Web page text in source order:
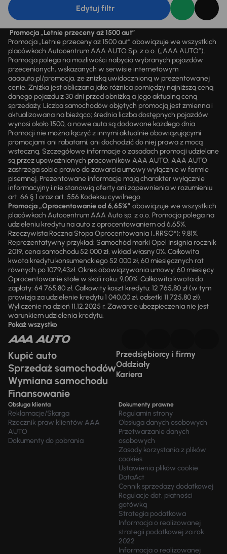
Edytuj filtr
Promocja „Letnie przeceny aż 1500 aut”
Promocja „Letnie przeceny aż 1500 aut” obowiązuje we wszystkich
placówkach Autocentrum AAA AUTO Sp. z o.o. („AAA AUTO”).
Promocja polega na możliwości nabycia wybranych pojazdów
przecenionych, wskazanych w serwisie internetowym
aaaauto.pl/promocja, ze zniżką uwidocznioną w prezentowanej
cenie. Zniżka jest obliczana jako różnica pomiędzy najniższą ceną
danego pojazdu z 30 dni przed obniżką a jego aktualną ceną
sprzedaży. Liczba samochodów objętych promocją jest zmienna i
aktualizowana na bieżąco; średnia liczba dostępnych pojazdów
wynosi około 1500, a nowe auta są dodawane każdego dnia.
Promocji nie można łączyć z innymi aktualnie obowiązującymi
promocjami ani rabatami, ani dochodzić do niej prawa z mocą
wsteczną. Szczegółowe informacje o zasadach promocji udzielane
są przez upoważnionych pracowników AAA AUTO. AAA AUTO
zastrzega sobie prawo do zawarcia umowy wyłącznie w formie
pisemnej. Prezentowane informacje mają charakter wyłącznie
informacyjny i nie stanowią oferty ani zapewnienia w rozumieniu
art. 66 § 1 oraz art. 556 Kodeksu cywilnego.
Promocja „Oprocentowanie od 6,65%” obowiązuje we wszystkich
placówkach Autocentrum AAA Auto sp. z o.o. Promocja polega na
udzieleniu kredytu na auto z oprocentowaniem od 6,65%.
Rzeczywista Roczna Stopa Oprocentowania („RRSO“): 9,81%.
Reprezentatywny przykład: Samochód marki Opel Insignia rocznik
2019, cena samochodu 52 000 zł, wkład własny 0%. Całkowita
kwota kredytu konsumenckiego 52 000 zł, 60 miesięcznych rat
równych po 1079,43zł. Okres obowiązywania umowy: 60 miesięcy.
Oprocentowanie stałe w skali roku: 9,00%. Całkowita kwota do
zapłaty: 64 765,80 zł. Całkowity koszt kredytu: 12 765,80 zł (w tym
prowizja za udzielenie kredytu 1 040,00 zł, odsetki 11 725,80 zł).
Wyliczenie na dzień 11.12.2025 r. Zawarcie ubezpieczenia nie jest
warunkiem udzielenia kredytu.
Pokaż wszystko
Kupić auto
Sprzedaż samochodów
Wymiana samochodu
Finansowanie
Przedsiębiorcy i firmy
Oddziały
Kariera
Obsługa klienta
Reklamacje/Skarga
Rzecznik praw klientów AAA
AUTO
Dokumenty do pobrania
Dokumenty prawne
Regulamin strony
Obsługa danych osobowych
Przetwarzanie danych
osobowych
Zasady korzystania z plików
cookies
Ustawienia plików cookie
DataAct
Cennik sprzedaży dodatkowej
Regulacje dot. płatności
gotówką
Strategia podatkowa
Informacja o realizowanej
strategii podatkowej za rok
2022
Informacja o realizowanej